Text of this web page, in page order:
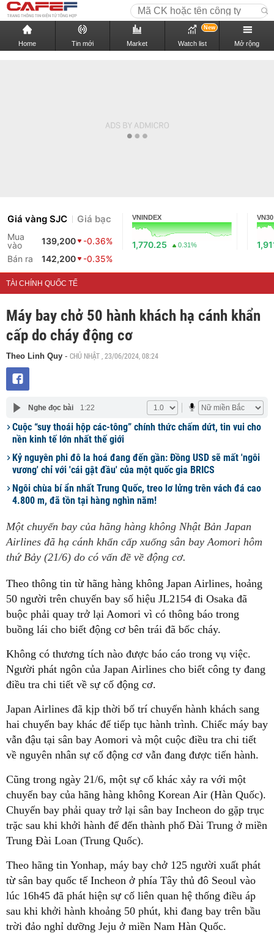
Home Tin mới Market Watch list
New
Mở rộng
Giá vàng SJC Giá bạc
Mua
vào
139,200
-0.36%
Bán ra
142,200 -0.35%
VNINDEX
1,770.25 0.31%
VN30
TÀI CHÍNH QUỐC TẾ
Máy bay chở 50 hành khách hạ cánh khẩn
cấp do cháy động cơ
Theo Linh Quy - CHỦ NHẬT , 23/06/2024, 08:24
Nghe đọc bài 1:22
Cuộc “suy thoái hộp các-tông” chính thức chấm dứt, tin vui cho
nền kinh tế lớn nhất thế giới
Kỷ nguyên phi đô la hoá đang đến gần: Đồng USD sẽ mất 'ngôi
vương' chỉ với 'cái gật đầu' của một quốc gia BRICS
Ngôi chùa bí ẩn nhất Trung Quốc, treo lơ lửng trên vách đá cao
4.800 m, đã tồn tại hàng nghìn năm!
Một chuyến bay của hãng hàng không Nhật Bản Japan
Airlines đã hạ cánh khẩn cấp xuống sân bay Aomori hôm
thứ Bảy (21/6) do có vấn đề về động cơ.
Theo thông tin từ hãng hàng không Japan Airlines, hoảng
50 người trên chuyến bay số hiệu JL2154 đi Osaka đã
buộc phải quay trở lại Aomori vì có thông báo trong
buồng lái cho biết động cơ bên trái đã bốc cháy.
Không có thương tích nào được báo cáo trong vụ việc.
Người phát ngôn của Japan Airlines cho biết công ty đang
điều tra chi tiết về sự cố động cơ.
Japan Airlines đã kịp thời bố trí chuyển hành khách sang
hai chuyến bay khác để tiếp tục hành trình. Chiếc máy bay
vẫn đậu tại sân bay Aomori và một cuộc điều tra chi tiết
về nguyên nhân sự cố động cơ vẫn đang được tiến hành.
Cũng trong ngày 21/6, một sự cố khác xảy ra với một
chuyến bay của hãng hàng không Korean Air (Hàn Quốc).
Chuyến bay phải quay trở lại sân bay Incheon do gặp trục
trặc sau khi khởi hành để đến thành phố Đài Trung ở miền
Trung Đài Loan (Trung Quốc).
Theo hãng tin Yonhap, máy bay chở 125 người xuất phát
từ sân bay quốc tế Incheon ở phía Tây thủ đô Seoul vào
lúc 16h45 đã phát hiện sự cố liên quan hệ thống điều áp
sau khi khởi hành khoảng 50 phút, khi đang bay trên bầu
trời đảo nghỉ dưỡng Jeju ở miền Nam Hàn Quốc.